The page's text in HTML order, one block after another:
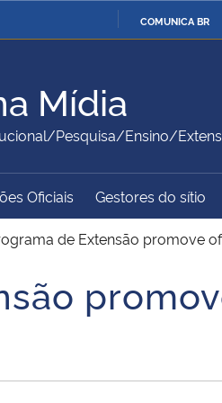
COMUNICA BR
Ministério da Defesa
Ministério da Cidadania
Ministério do
Desenvolvimento Regional
Advocacia-Geral da União
Mídia
Pesquisa/Ensino/
Oficiais Gestores do sítio
de Extensão promove